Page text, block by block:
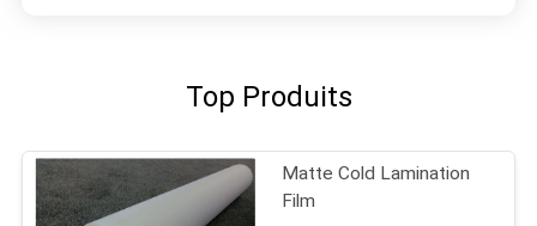
Top Produits
Matte Cold Lamination
Film